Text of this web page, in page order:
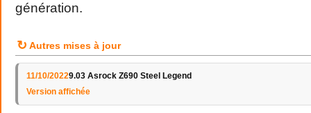
génération.
↻ Autres mises à jour
11/10/20229.03 Asrock Z690 Steel Legend
Version affichée